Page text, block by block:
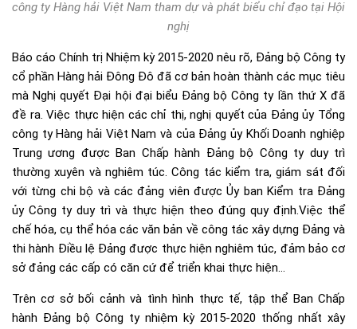
công ty Hàng hải Việt Nam tham dự và phát biểu chỉ đạo tại Hội
nghị
Báo cáo Chính trị Nhiệm kỳ 2015-2020 nêu rõ, Đảng bộ Công ty
cổ phần Hàng hải Đông Đô đã cơ bản hoàn thành các mục tiêu
mà Nghị quyết Đại hội đại biểu Đảng bộ Công ty lần thứ X đã
đề ra. Việc thực hiện các chỉ thị, nghị quyết của Đảng ủy Tổng
công ty Hàng hải Việt Nam và của Đảng ủy Khối Doanh nghiệp
Trung ương được Ban Chấp hành Đảng bộ Công ty duy trì
thường xuyên và nghiêm túc. Công tác kiểm tra, giám sát đối
với từng chi bộ và các đảng viên được Ủy ban Kiểm tra Đảng
ủy Công ty duy trì và thực hiện theo đúng quy định.Việc thể
chế hóa, cụ thể hóa các văn bản về công tác xây dựng Đảng và
thi hành Điều lệ Đảng được thực hiện nghiêm túc, đảm bảo cơ
sở đảng các cấp có căn cứ để triển khai thực hiện…
Trên cơ sở bối cảnh và tình hình thực tế, tập thể Ban Chấp
hành Đảng bộ Công ty nhiệm kỳ 2015-2020 thống nhất xây